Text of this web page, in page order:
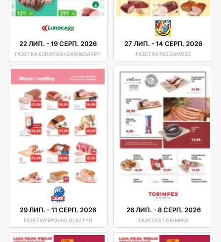
22 ЛИП. -19 СЕРП. 2026
ГАЗЕТКА EUROCASH CASH&CARRY
27 ЛИП. -14 СЕРП. 2026
ГАЗЕТКА PSS ZAMOŚĆ
29 ЛИП. -11 СЕРП. 2026
ГАЗЕТКА SPOŁEM OLSZTYN
26 ЛИП. -8 СЕРП. 2026
ГАЗЕТКА TORIMPEX